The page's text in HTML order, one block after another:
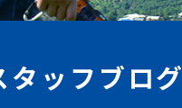
タッフブログ